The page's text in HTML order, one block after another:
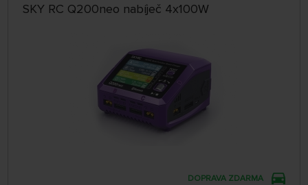
SKY RC Q200neo nabíječ 4x100W
DOPRAVA ZDARMA